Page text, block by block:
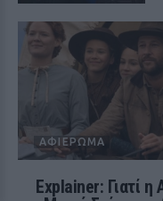
ΑΦΙΈΡΩΜΑ
Explainer: Γιατί η